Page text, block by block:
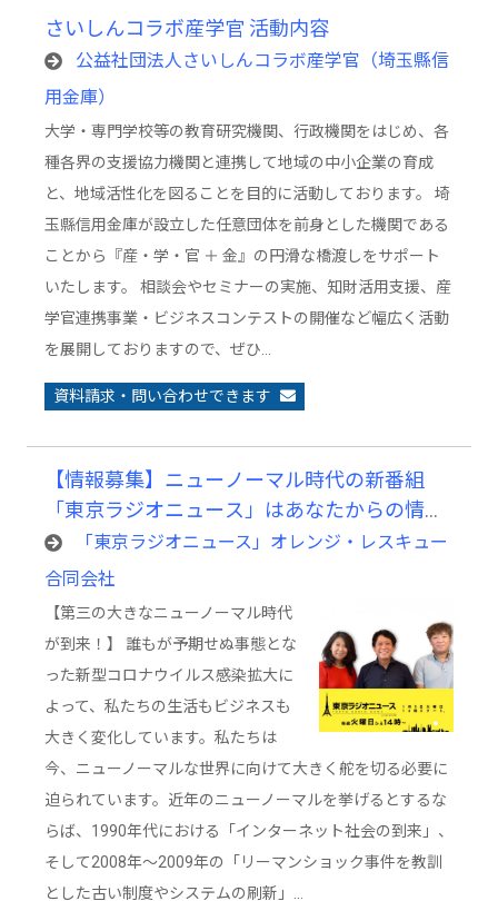
さいしんコラボ産学官 活動内容
公益社団法人さいしんコラボ産学官（埼玉縣信
用金庫）
大学・専門学校等の教育研究機関、行政機関をはじめ、各
種各界の支援協力機関と連携して地域の中小企業の育成
と、地域活性化を図ることを目的に活動しております。 埼
玉縣信用金庫が設立した任意団体を前身とした機関である
ことから『産・学・官 ＋ 金』の円滑な橋渡しをサポート
いたします。 相談会やセミナーの実施、知財活用支援、産
学官連携事業・ビジネスコンテストの開催など幅広く活動
を展開しておりますので、ぜひ…
資料請求・問い合わせできます
【情報募集】ニューノーマル時代の新番組
「東京ラジオニュース」はあなたからの情報
提供をお待ちしています。
「東京ラジオニュース」オレンジ・レスキュー
合同会社
【第三の大きなニューノーマル時代
が到来！】 誰もが予期せぬ事態とな
った新型コロナウイルス感染拡大に
よって、私たちの生活もビジネスも
大きく変化しています。私たちは
今、ニューノーマルな世界に向けて大きく舵を切る必要に
迫られています。近年のニューノーマルを挙げるとするな
らば、1990年代における「インターネット社会の到来」、
そして2008年～2009年の「リーマンショック事件を教訓
とした古い制度やシステムの刷新」…